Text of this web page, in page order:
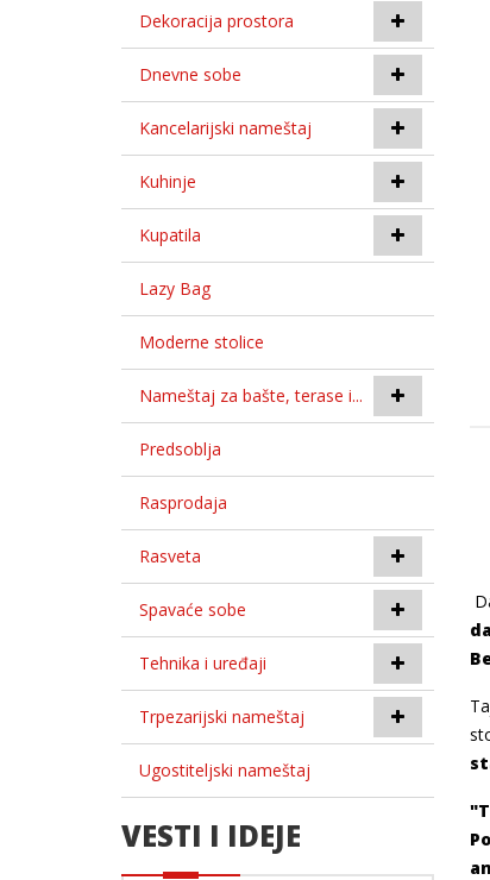
Dekoracija prostora
Dnevne sobe
Kancelarijski nameštaj
Kuhinje
Kupatila
Lazy Bag
Moderne stolice
Nameštaj za bašte, terase i...
Predsoblja
Rasprodaja
Rasveta
Spavaće sobe
Tehnika i uređaji
Trpezarijski nameštaj
Ugostiteljski nameštaj
VESTI I IDEJE